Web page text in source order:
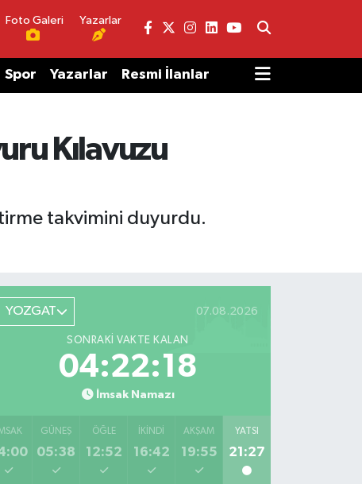
Foto Galeri Yazarlar
Spor Yazarlar Resmi İlanlar
Kılavuzu
takvimini duyurdu.
YOZGAT 07.08.2026
SONRAKI VAKTE KALAN
04:22:18
İmsak Namazı
GÜNEŞ
05:38
ÖĞLE
12:52
İKINDI
16:42
AKŞAM
19:55
YATSI
21:27